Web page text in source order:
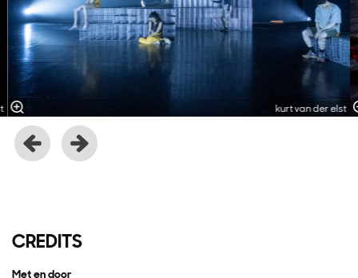
kurt van der elst
CREDITS
Met en door